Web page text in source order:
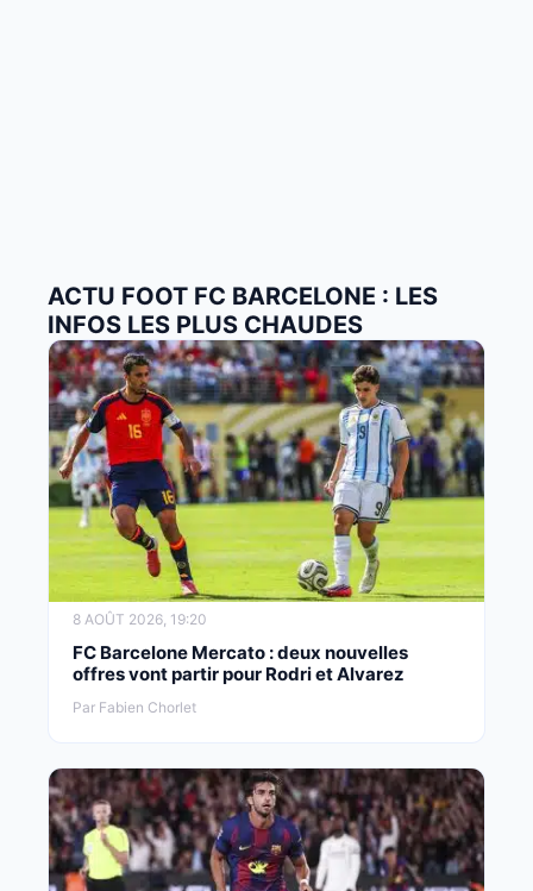
ACTU FOOT FC BARCELONE : LES
INFOS LES PLUS CHAUDES
8 AOÛT 2026, 19:20
FC Barcelone Mercato : deux nouvelles
offres vont partir pour Rodri et Alvarez
Par Fabien Chorlet